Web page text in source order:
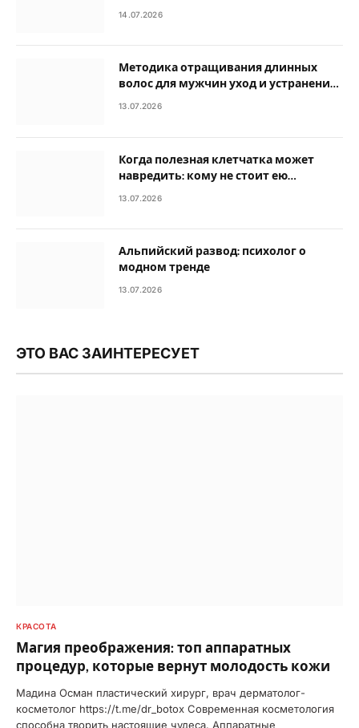
обогащения речи
14.07.2026
Методика отращивания длинных
волос для мужчин уход и устранение
ошибок
13.07.2026
Когда полезная клетчатка может
навредить: кому не стоит ею
увлекаться
13.07.2026
Альпийский развод: психолог о
модном тренде
13.07.2026
ЭТО ВАС ЗАИНТЕРЕСУЕТ
КРАСОТА
Магия преображения: топ аппаратных
процедур, которые вернут молодость кожи
Мадина Осман пластический хирург, врач дерматолог-
косметолог https://t.me/dr_botox Современная косметология
способна творить настоящие чудеса. Аппаратные